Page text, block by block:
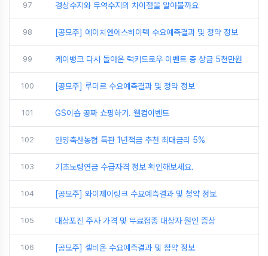
97 경상수지와 무역수지의 차이점을 알아볼까요
98 [공모주] 에이치엔에스하이텍 수요예측결과 및 청약 정보
99 케이뱅크 다시 돌아온 럭키드로우 이벤트 총 상금 5천만원
100 [공모주] 루미르 수요예측결과 및 청약 정보
101 GS이숍 공짜 쇼핑하기. 웰컴이벤트
102 안양축산농협 특판 1년적금 추천 최대금리 5%
103 기초노령연금 수급자격 정보 확인해보세요.
104 [공모주] 와이제이링크 수요예측결과 및 청약 정보
105 대상포진 주사 가격 및 무료접종 대상자 원인 증상
106 [공모주] 셀비온 수요예측결과 및 청약 정보